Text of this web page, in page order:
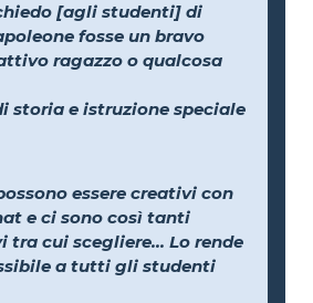
[agli studenti] di
fosse un bravo
ragazzo o qualcosa
storia e istruzione speciale
essere creativi con
e ci sono così tanti
tra cui scegliere... Lo rende
a tutti gli studenti